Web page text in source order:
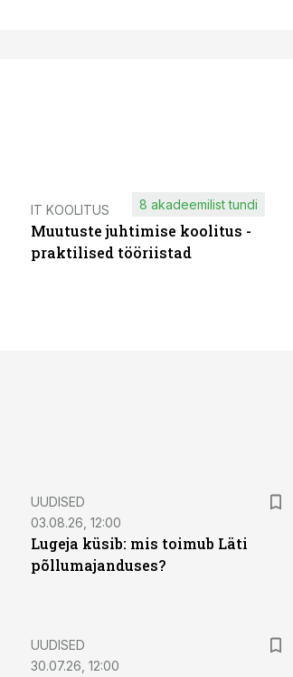
IT KOOLITUS
Muutuste juhtimise koolitus -
praktilised tööriistad
8 akadeemilist tundi
UUDISED
03.08.26, 12:00
Lugeja küsib: mis toimub Läti
põllumajanduses?
UUDISED
30.07.26, 12:00